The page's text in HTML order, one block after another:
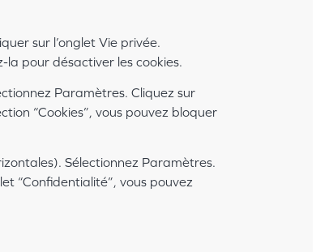
sur l’onglet Vie privée.
pour désactiver les cookies.
Paramètres. Cliquez sur
“Cookies”, vous pouvez bloquer
Sélectionnez Paramètres.
“Confidentialité”, vous pouvez